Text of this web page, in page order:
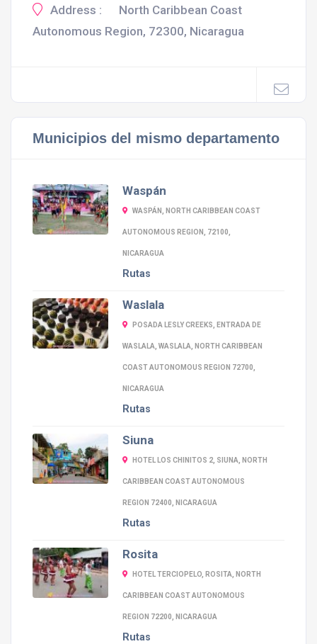
Address :
North Caribbean Coast
Autonomous Region, 72300, Nicaragua
Municipios del mismo departamento
Waspán
WASPÁN, NORTH CARIBBEAN COAST
AUTONOMOUS REGION, 72100,
NICARAGUA
Rutas
Waslala
POSADA LESLY CREEKS, ENTRADA DE
WASLALA, WASLALA, NORTH CARIBBEAN
COAST AUTONOMOUS REGION 72700,
NICARAGUA
Rutas
Siuna
HOTEL LOS CHINITOS 2, SIUNA, NORTH
CARIBBEAN COAST AUTONOMOUS
REGION 72400, NICARAGUA
Rutas
Rosita
HOTEL TERCIOPELO, ROSITA, NORTH
CARIBBEAN COAST AUTONOMOUS
REGION 72200, NICARAGUA
Rutas